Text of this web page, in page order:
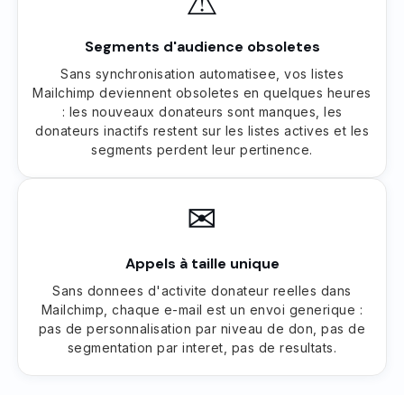
Segments d'audience obsoletes
Sans synchronisation automatisee, vos listes
Mailchimp deviennent obsoletes en quelques heures
: les nouveaux donateurs sont manques, les
donateurs inactifs restent sur les listes actives et les
segments perdent leur pertinence.
✉
Appels à taille unique
Sans donnees d'activite donateur reelles dans
Mailchimp, chaque e-mail est un envoi generique :
pas de personnalisation par niveau de don, pas de
segmentation par interet, pas de resultats.